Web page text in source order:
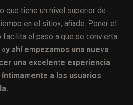
que tiene un nivel superior de
en el sitio», añade. Poner el
el paso a que se convierta
«y ahí empezamos una nueva
una excelente experiencia
a los usuarios